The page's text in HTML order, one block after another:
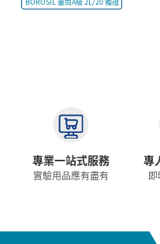
專業一站式服務
實驗用品應有盡有
專